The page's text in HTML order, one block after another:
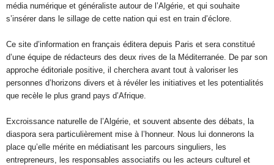
média numérique et généraliste autour de l’Algérie, et qui souhaite
s’insérer dans le sillage de cette nation qui est en train d’éclore.
Ce site d’information en français éditera depuis Paris et sera constitué
d’une équipe de rédacteurs des deux rives de la Méditerranée. De par son
approche éditoriale positive, il cherchera avant tout à valoriser les
personnes d’horizons divers et à révéler les initiatives et les potentialités
que recèle le plus grand pays d’Afrique.
Excroissance naturelle de l’Algérie, et souvent absente des débats, la
diaspora sera particulièrement mise à l’honneur. Nous lui donnerons la
place qu’elle mérite en médiatisant les parcours singuliers, les
entrepreneurs, les responsables associatifs ou les acteurs culturel et